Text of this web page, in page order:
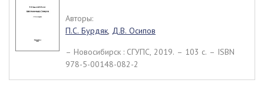
Авторы:
П.С. Бурдяк, Д.В. Осипов
– Новосибирск : СГУПС, 2019. – 103 c. – ISBN
978-5-00148-082-2